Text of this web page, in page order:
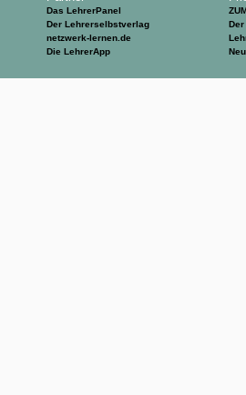
Das LehrerPanel
Der Lehrerselbstverlag
netzwerk-lernen.de
Die LehrerApp